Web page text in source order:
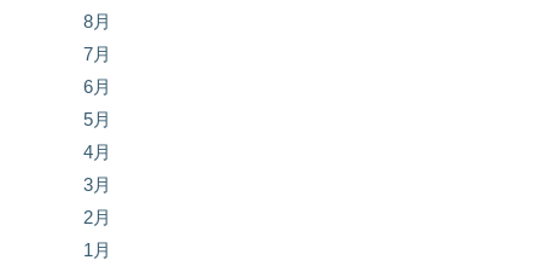
8月
7月
6月
5月
4月
3月
2月
1月